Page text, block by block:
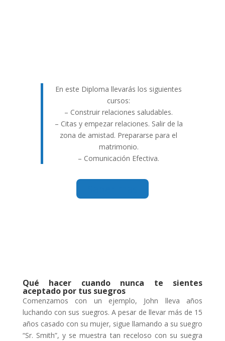
En este Diploma llevarás los siguientes
cursos:
– Construir relaciones saludables.
– Citas y empezar relaciones. Salir de la
zona de amistad. Prepararse para el
matrimonio.
– Comunicación Efectiva.
Qué hacer cuando nunca te sientes
aceptado por tus suegros
Comenzamos con un ejemplo, John lleva años
luchando con sus suegros. A pesar de llevar más de 15
años casado con su mujer, sigue llamando a su suegro
“Sr. Smith”, y se muestra tan receloso con su suegra